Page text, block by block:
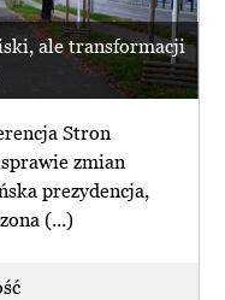
ale transformacji
Stron
zmian
prezydencja,
(...)